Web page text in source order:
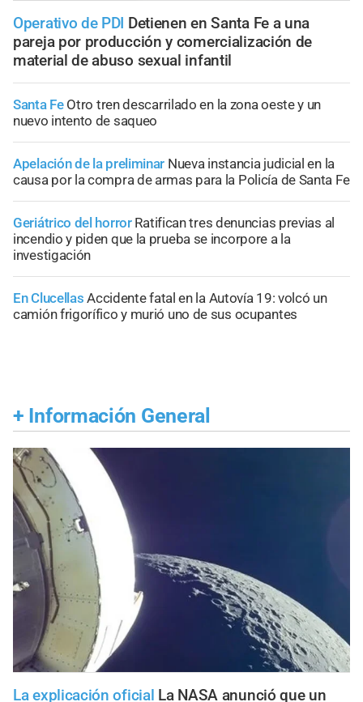
Operativo de PDI Detienen en Santa Fe a una
pareja por producción y comercialización de
material de abuso sexual infantil
Santa Fe Otro tren descarrilado en la zona oeste y un
nuevo intento de saqueo
Apelación de la preliminar Nueva instancia judicial en la
causa por la compra de armas para la Policía de Santa Fe
Geriátrico del horror Ratifican tres denuncias previas al
incendio y piden que la prueba se incorpore a la
investigación
En Clucellas Accidente fatal en la Autovía 19: volcó un
camión frigorífico y murió uno de sus ocupantes
+ Información General
La explicación oficial La NASA anunció que un